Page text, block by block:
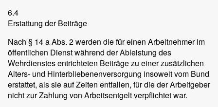
6.4
Erstattung der Beiträge
Nach § 14 a Abs. 2 werden die für einen Arbeitnehmer im
öffentlichen Dienst während der Ableistung des
Wehrdienstes entrichteten Beiträge zu einer zusätzlichen
Alters- und Hinterbliebenenversorgung insoweit vom Bund
erstattet, als sie auf Zeiten entfallen, für die der Arbeitgeber
nicht zur Zahlung von Arbeitsentgelt verpflichtet war.